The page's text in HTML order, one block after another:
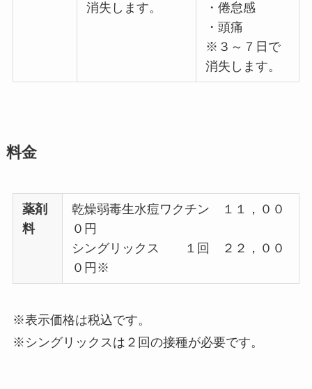
消失します。
・倦怠感
・頭痛
※３～７日で
消失します。
料金
薬剤
料
乾燥弱毒生水痘ワクチン １１，００
０円
シングリックス １回 ２２，００
０円※
※表示価格は税込です。
※シングリックスは２回の接種が必要です。